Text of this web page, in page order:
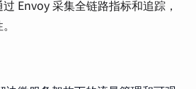
过 Envoy 采集全链路指标和追踪，